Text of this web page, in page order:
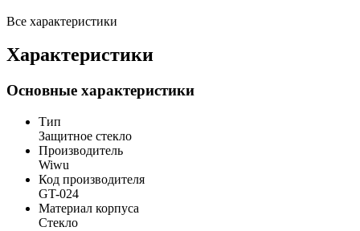
Все характеристики
Характеристики
Основные характеристики
Тип
Защитное стекло
Производитель
Wiwu
Код производителя
GT-024
Материал корпуса
Стекло